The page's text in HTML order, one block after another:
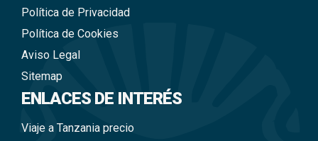
Política de Privacidad
Política de Cookies
Aviso Legal
Sitemap
ENLACES DE INTERÉS
Viaje a Tanzania precio